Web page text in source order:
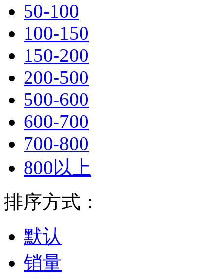
50-100
100-150
150-200
200-500
500-600
600-700
700-800
800以上
排序方式：
默认
销量